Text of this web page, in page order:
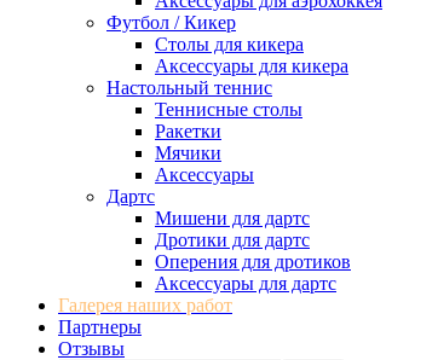
Футбол / Кикер
Столы для кикера
Аксессуары для кикера
Настольный теннис
Теннисные столы
Ракетки
Мячики
Аксессуары
Дартс
Мишени для дартс
Дротики для дартс
Оперения для дротиков
Аксессуары для дартс
Галерея наших работ
Партнеры
Отзывы